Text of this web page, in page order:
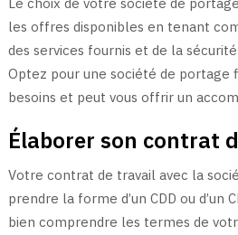
les offres disponibles en tenant
des services fournis et de la
Optez pour une société de portage
besoins et peut vous offrir un
Élaborer son contrat
Votre contrat de travail avec la
prendre la forme d’un CDD ou d’un
bien comprendre les termes de